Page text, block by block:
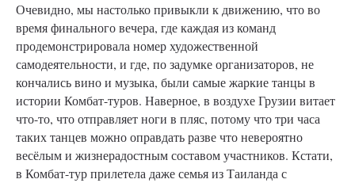
Очевидно, мы настолько привыкли к движению, что во
время финального вечера, где каждая из команд
продемонстрировала номер художественной
самодеятельности, и где, по задумке организаторов, не
кончались вино и музыка, были самые жаркие танцы в
истории Комбат-туров. Наверное, в воздухе Грузии витает
что-то, что отправляет ноги в пляс, потому что три часа
таких танцев можно оправдать разве что невероятно
весёлым и жизнерадостным составом участников. Кстати,
в Комбат-тур прилетела даже семья из Таиланда с